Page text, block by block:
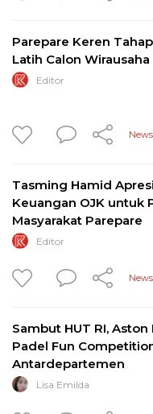
Parepare Keren
Latih Calon Wirausaha
Editor
News
Tasming Hamid
Keuangan OJK untuk
Masyarakat Parepare
Editor
News
Sambut HUT RI, Aston
Padel Fun
Antardepartemen
Lisa Emilda